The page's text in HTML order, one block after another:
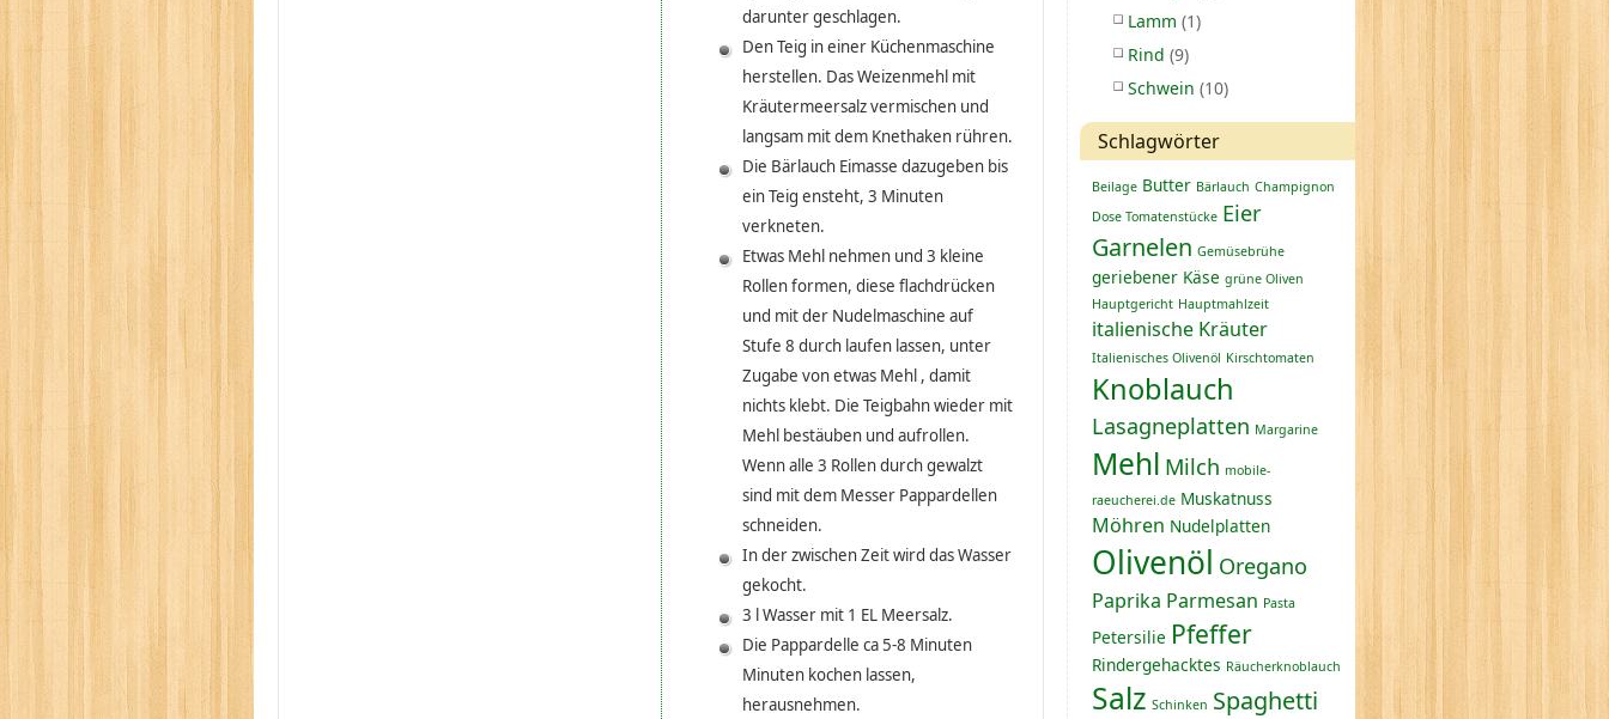
darunter geschlagen.
Den Teig in einer Küchenmaschine
herstellen. Das Weizenmehl mit
Kräutermeersalz vermischen und
langsam mit dem Knethaken rühren.
Die Bärlauch Eimasse dazugeben bis
ein Teig ensteht, 3 Minuten
verkneten.
Etwas Mehl nehmen und 3 kleine
Rollen formen, diese flachdrücken
und mit der Nudelmaschine auf
Stufe 8 durch laufen lassen, unter
Zugabe von etwas Mehl , damit
nichts klebt. Die Teigbahn wieder mit
Mehl bestäuben und aufrollen.
Wenn alle 3 Rollen durch gewalzt
sind mit dem Messer Pappardellen
schneiden.
In der zwischen Zeit wird das Wasser
gekocht.
3 l Wasser mit 1 EL Meersalz.
Die Pappardelle ca 5-8 Minuten
Minuten kochen lassen,
herausnehmen.
Lamm (1)
Rind (9)
Schwein (10)
Schlagwörter
Beilage Butter Bärlauch Champignon
Dose Tomatenstücke Eier
Garnelen Gemüsebrühe
geriebener Käse grüne Oliven
Hauptgericht Hauptmahlzeit
italienische Kräuter
Italienisches Olivenöl Kirschtomaten
Knoblauch
Lasagneplatten Margarine
Mehl Milch mobile-
raeucherei.de Muskatnuss
Möhren Nudelplatten
Olivenöl Oregano
Paprika Parmesan Pasta
Petersilie Pfeffer
Rindergehacktes Räucherknoblauch
Salz Schinken Spaghetti